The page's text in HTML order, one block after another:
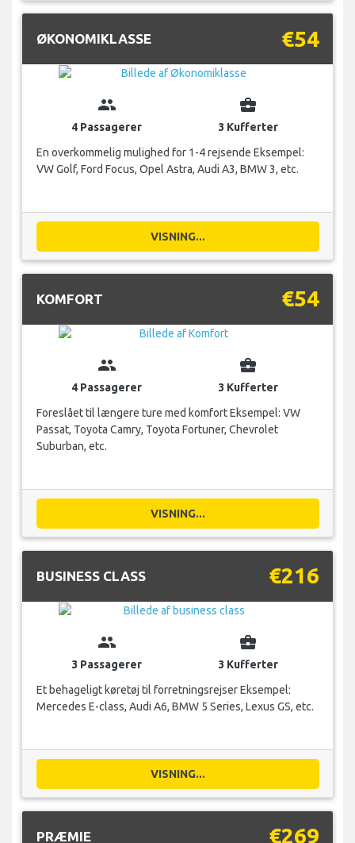
ØKONOMIKLASSE €54
group
4 Passagerer
business_center
3 Kufferter
En overkommelig mulighed for 1-4 rejsende Eksempel:
VW Golf, Ford Focus, Opel Astra, Audi A3, BMW 3, etc.
VISNING...
KOMFORT €54
group
4 Passagerer
business_center
3 Kufferter
Foreslået til længere ture med komfort Eksempel: VW
Passat, Toyota Camry, Toyota Fortuner, Chevrolet
Suburban, etc.
VISNING...
BUSINESS CLASS €216
group
3 Passagerer
business_center
3 Kufferter
Et behageligt køretøj til forretningsrejser Eksempel:
Mercedes E-class, Audi A6, BMW 5 Series, Lexus GS, etc.
VISNING...
PRÆMIE €269